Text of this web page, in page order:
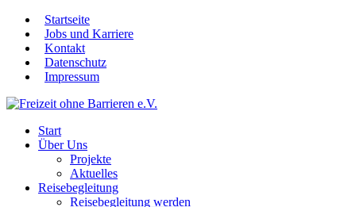
Startseite
Jobs und Karriere
Kontakt
Datenschutz
Impressum
Start
Über Uns
Projekte
Aktuelles
Reisebegleitung
Reisebegleitung werden